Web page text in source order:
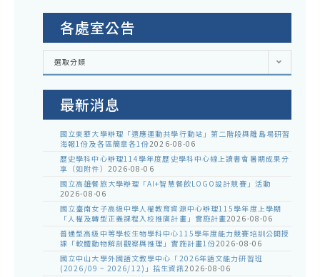
各處室公告
各
室
選取分類
最新消息
國立東華大學辦理「適應運動共學行動站」第二階段與離島場研習
海報1份及各區簡章各1份2026-08-06
歷史學科中心辦理114學年度歷史學科中心線上讀書會暑期成果分
享（如附件） 2026-08-06
國立高雄餐旅大學辦理「AI+智慧餐飲LOGO設計競賽」活動
2026-08-06
國立臺南女子高級中學人權教育資源中心辦理115學年度上學期
「人權及轉型正義課程入校推廣計畫」實施計畫2026-08-06
普通型高級中等學校生物學科中心115學年度能力競賽培訓公開授
課「軟體動物解剖觀察與推理」實施計畫1份2026-08-06
國立中山大學外國語文教學中心「2026年語文能力研習班
(2026/09 ~ 2026/12)」招生資訊2026-08-06